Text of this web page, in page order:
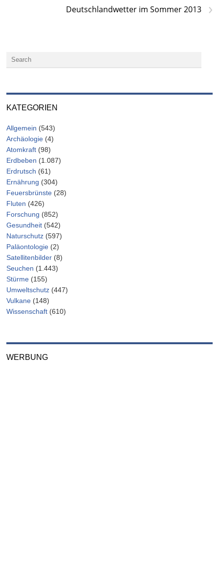
›
Deutschlandwetter im Sommer 2013
KATEGORIEN
Allgemein (543)
Archäologie (4)
Atomkraft (98)
Erdbeben (1.087)
Erdrutsch (61)
Ernährung (304)
Feuersbrünste (28)
Fluten (426)
Forschung (852)
Gesundheit (542)
Naturschutz (597)
Paläontologie (2)
Satellitenbilder (8)
Seuchen (1.443)
Stürme (155)
Umweltschutz (447)
Vulkane (148)
Wissenschaft (610)
WERBUNG